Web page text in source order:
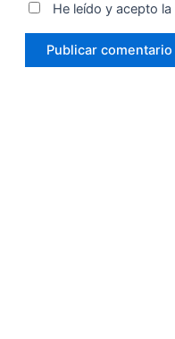
He leído y acepto la